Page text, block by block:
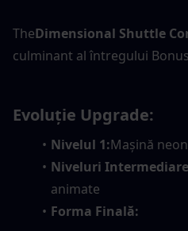
TheDimensional Shuttle
culminant al întregului
Evoluție Upgrade:
Nivelul 1:Mașină
Niveluri
animate
Forma Finală: